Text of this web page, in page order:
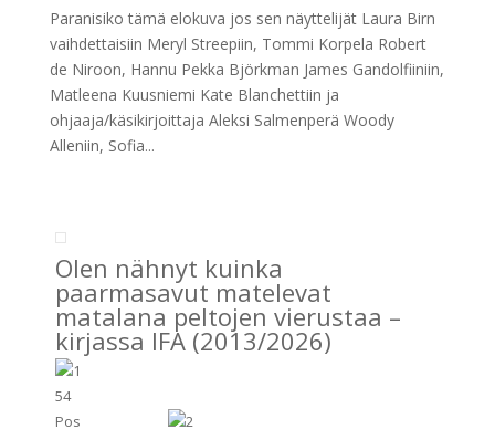
Paranisiko tämä elokuva jos sen näyttelijät Laura Birn
vaihdettaisiin Meryl Streepiin, Tommi Korpela Robert
de Niroon, Hannu Pekka Björkman James Gandolfiiniin,
Matleena Kuusniemi Kate Blanchettiin ja
ohjaaja/käsikirjoittaja Aleksi Salmenperä Woody
Alleniin, Sofia...
Olen nähnyt kuinka
paarmasavut matelevat
matalana peltojen vierustaa –
kirjassa IFA (2013/2026)